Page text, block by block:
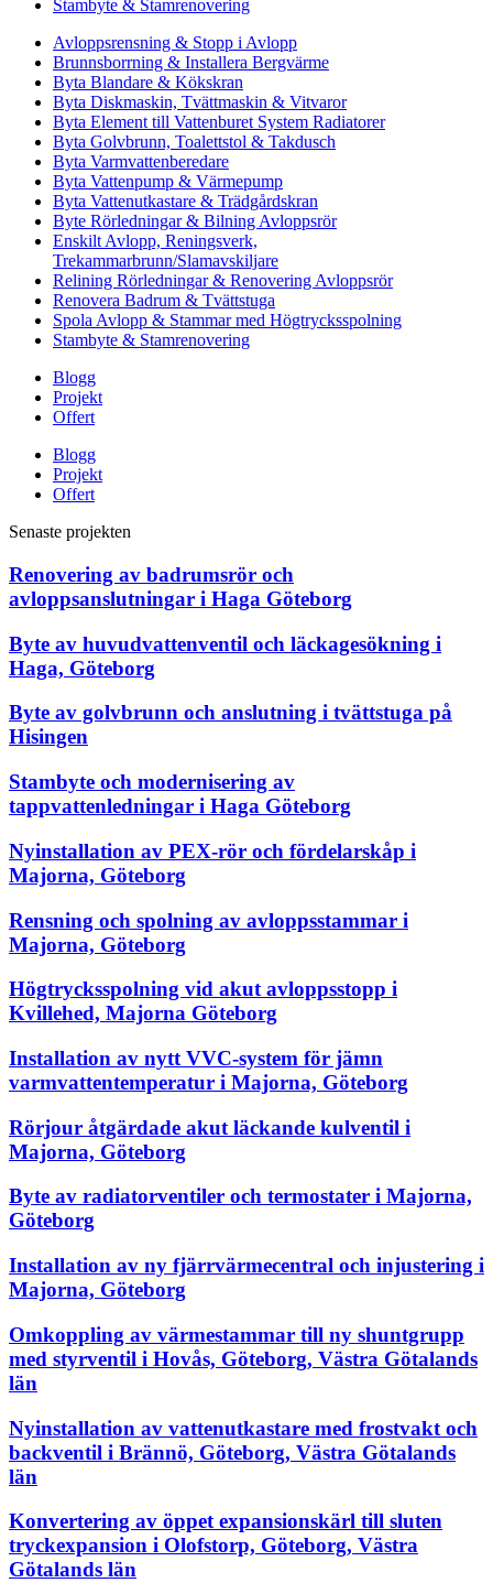
Stambyte & Stamrenovering
Avloppsrensning & Stopp i Avlopp
Brunnsborrning & Installera Bergvärme
Byta Blandare & Kökskran
Byta Diskmaskin, Tvättmaskin & Vitvaror
Byta Element till Vattenburet System Radiatorer
Byta Golvbrunn, Toalettstol & Takdusch
Byta Varmvattenberedare
Byta Vattenpump & Värmepump
Byta Vattenutkastare & Trädgårdskran
Byte Rörledningar & Bilning Avloppsrör
Enskilt Avlopp, Reningsverk,
Trekammarbrunn/Slamavskiljare
Relining Rörledningar & Renovering Avloppsrör
Renovera Badrum & Tvättstuga
Spola Avlopp & Stammar med Högtrycksspolning
Stambyte & Stamrenovering
Blogg
Projekt
Offert
Blogg
Projekt
Offert
Senaste projekten
Renovering av badrumsrör och
avloppsanslutningar i Haga Göteborg
Byte av huvudvattenventil och läckagesökning i
Haga, Göteborg
Byte av golvbrunn och anslutning i tvättstuga på
Hisingen
Stambyte och modernisering av
tappvattenledningar i Haga Göteborg
Nyinstallation av PEX-rör och fördelarskåp i
Majorna, Göteborg
Rensning och spolning av avloppsstammar i
Majorna, Göteborg
Högtrycksspolning vid akut avloppsstopp i
Kvillehed, Majorna Göteborg
Installation av nytt VVC-system för jämn
varmvattentemperatur i Majorna, Göteborg
Rörjour åtgärdade akut läckande kulventil i
Majorna, Göteborg
Byte av radiatorventiler och termostater i Majorna,
Göteborg
Installation av ny fjärrvärmecentral och injustering i
Majorna, Göteborg
Omkoppling av värmestammar till ny shuntgrupp
med styrventil i Hovås, Göteborg, Västra Götalands
län
Nyinstallation av vattenutkastare med frostvakt och
backventil i Brännö, Göteborg, Västra Götalands
län
Konvertering av öppet expansionskärl till sluten
tryckexpansion i Olofstorp, Göteborg, Västra
Götalands län